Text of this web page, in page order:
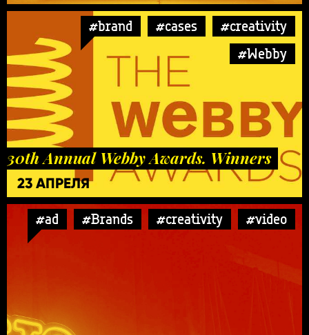
#brand #cases
#creativity
#Webby
30th Annual Webby Awards. Winners
23 АПРЕЛЯ
#ad #Brands #creativity #video